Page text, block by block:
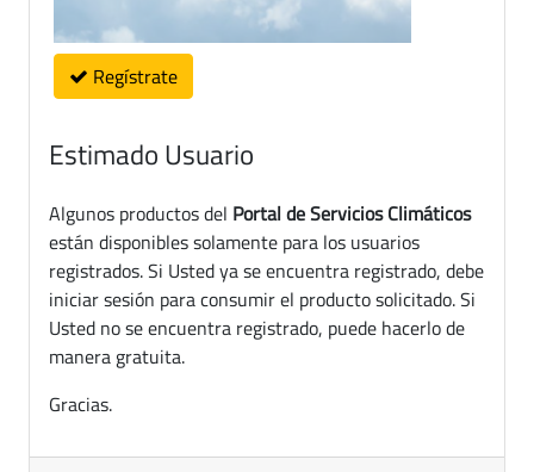
Regístrate
Estimado Usuario
Algunos productos del Portal de Servicios Climáticos
están disponibles solamente para los usuarios
registrados. Si Usted ya se encuentra registrado, debe
iniciar sesión para consumir el producto solicitado. Si
Usted no se encuentra registrado, puede hacerlo de
manera gratuita.
Gracias.